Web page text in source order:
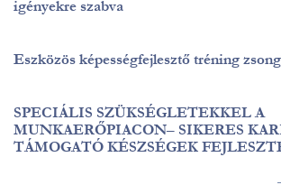
igényekre szabva
Eszközös képességfejlesztő tréning
SPECIÁLIS SZÜKSÉGLETEKKEL A
MUNKAERŐPIACON– SIKERES
TÁMOGATÓ KÉSZSÉGEK